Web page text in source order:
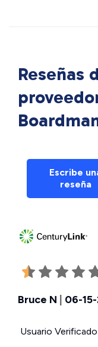
Reseñas
Escribe
reseña
Bruce N 06-
Usuario Verificado